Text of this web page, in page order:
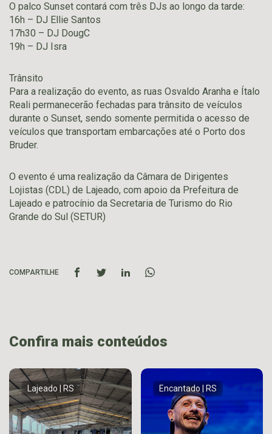
O palco Sunset contará com três DJs ao longo da tarde:
16h – DJ Ellie Santos
17h30 – DJ DougC
19h – DJ Isra
Trânsito
Para a realização do evento, as ruas Osvaldo Aranha e Ítalo
Reali permanecerão fechadas para trânsito de veículos
durante o Sunset, sendo somente permitida o acesso de
veículos que transportam embarcações até o Porto dos
Bruder.
O evento é uma realização da Câmara de Dirigentes
Lojistas (CDL) de Lajeado, com apoio da Prefeitura de
Lajeado e patrocínio da Secretaria de Turismo do Rio
Grande do Sul (SETUR)
COMPARTILHE
Confira mais conteúdos
Lajeado | RS Encantado | RS